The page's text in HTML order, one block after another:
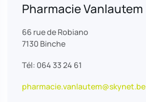
Pharmacie Vanlautem
66 rue de Robiano
7130 Binche
Tél: 064 33 24 61
pharmacie.vanlautem@skynet.be